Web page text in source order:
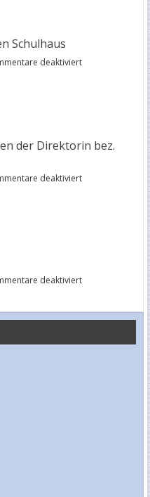
Schulhaus
deaktiviertfür
der Direktorin bez.
deaktiviertfür
Schullokale
deaktiviertfür
Turnsaal